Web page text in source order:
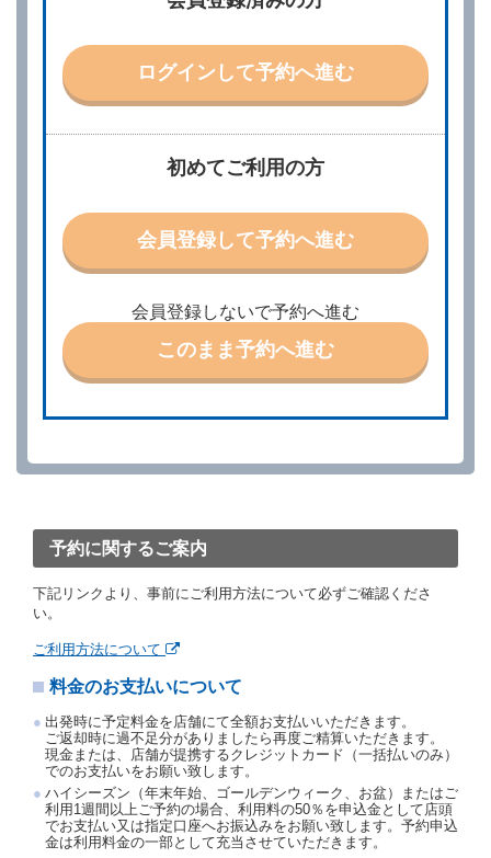
他の借受条件（以下「借受条件」といいます。）を明
示して予約の申込みを行うことができます。なお、当
社は、電話連絡並びに電子メールによる予約に応じま
責任を負わないものとします。
当社は、借受人から予約の申込みがあったときは、原
則として、当社の保有するレンタカーの範囲内で予約
特に認める場合を除き、別に定める予約申込金を支払
うものとします。
第３条（予約の変更）
借受人は、前条第１項の借受条件を変更しようとする
ときは、あらかじめ当社の承諾を受けなければならな
いものとします。
第４条（予約の取消し等）
ができます。
を１時間以上経過してもレンタカー貸渡契約（以下
約取消手数料を当社に支払うものとし、当社は、この
予約取消手数料の支払いがあったときは、受領済の予
約申込金を借受人に返還するものとします。
当社の都合により、予約が取り消されたとき、又は貸
約申込金を返還するものとします。
若しくは当社のいずれの責にもよらない事由により貸
たものとします。この場合、当社は受領済の予約申込
金を返還するものとします。
第５条（代替レンタカー）
当社は、借受人から予約のあった車種クラスのレンタ
カーを貸し渡すことができないときは、予約と異なる
車種クラスのレンタカー（以下「代替レンタカー」と
初めてご利用の方
会員登録して予約へ進む
会員登録しないで予約へ進む
このまま予約へ進む
ログインして予約へ進む
予約に関するご案内
下記リンクより、事前にご利用方法について必ずご確認くださ
い。
ご利用方法について
料金のお支払いについて
出発時に予定料金を店舗にて全額お支払いいただきます。
ご返却時に過不足分がありましたら再度ご精算いただきます。
現金または、店舗が提携するクレジットカード（一括払いのみ）
でのお支払いをお願い致します。
ハイシーズン（年末年始、ゴールデンウィーク、お盆）またはご
利用1週間以上ご予約の場合、利用料の50％を申込金として店頭
でお支払い又は指定口座へお振込みをお願い致します。予約申込
金は利用料金の一部として充当させていただきます。